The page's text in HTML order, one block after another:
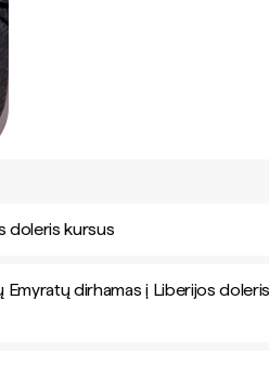
doleris kursus
Emyratų dirhamas į Liberijos